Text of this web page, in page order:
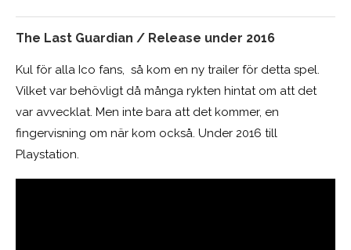
The Last Guardian / Release under 2016
Kul för alla Ico fans, så kom en ny trailer för detta spel.
Vilket var behövligt då många rykten hintat om att det
var avvecklat. Men inte bara att det kommer, en
fingervisning om när kom också. Under 2016 till
Playstation.